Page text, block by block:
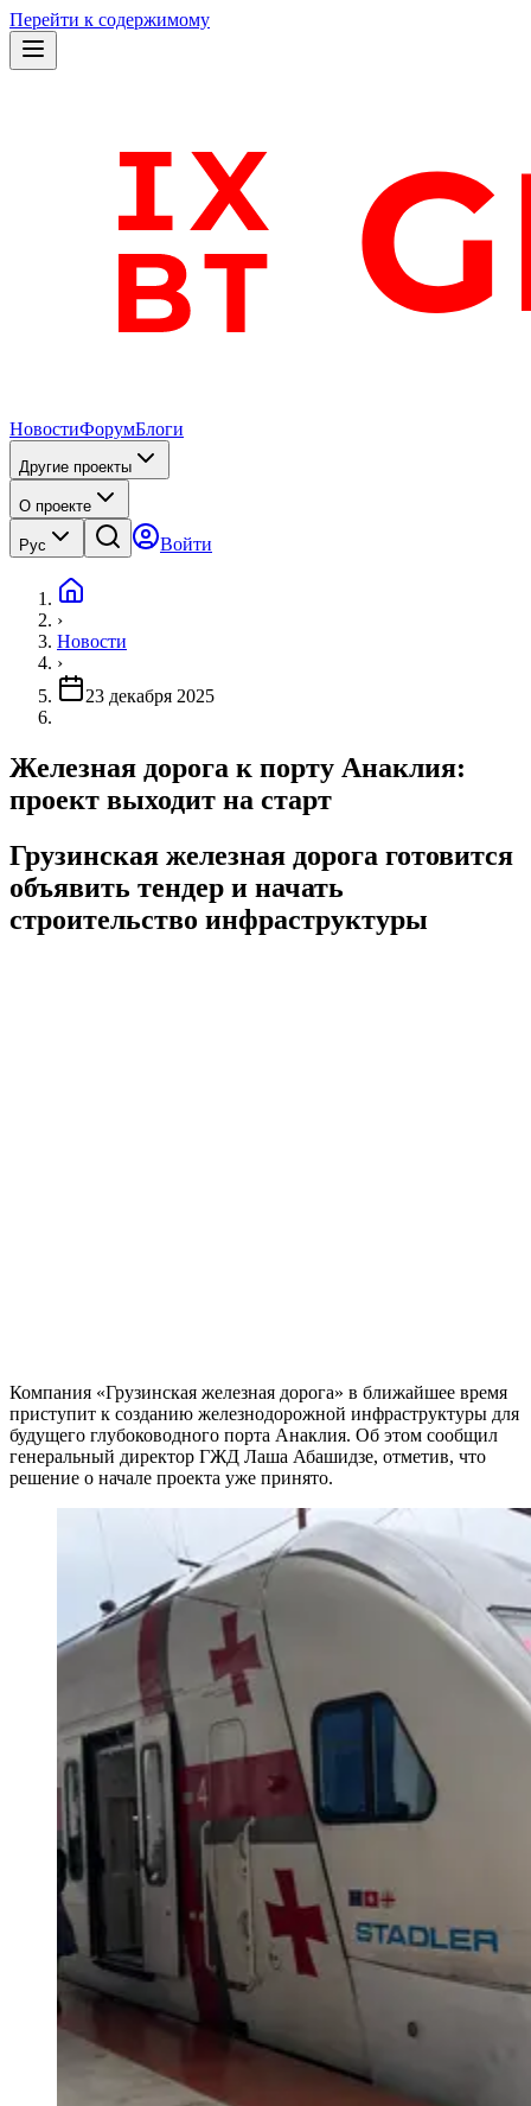
Перейти к содержимому
НовостиФорумБлоги
Другие проекты
О проекте
Рус Войти
›
Новости
›
23 декабря 2025
Железная дорога к порту Анаклия:
проект выходит на старт
Грузинская железная дорога готовится
объявить тендер и начать
строительство инфраструктуры
Компания «Грузинская железная дорога» в ближайшее время
приступит к созданию железнодорожной инфраструктуры для
будущего глубоководного порта Анаклия. Об этом сообщил
генеральный директор ГЖД Лаша Абашидзе, отметив, что
решение о начале проекта уже принято.